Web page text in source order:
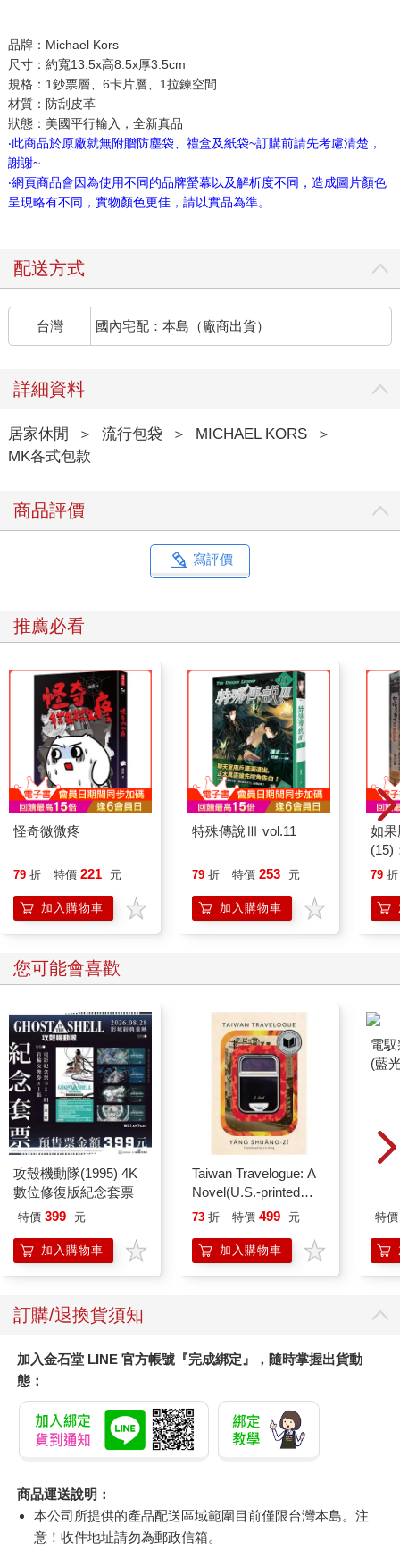
品牌：Michael Kors
尺寸：約寬13.5x高8.5x厚3.5cm
規格：1鈔票層、6卡片層、1拉鍊空間
材質：防刮皮革
狀態：美國平行輸入，全新真品
‧此商品於原廠就無附贈防塵袋、禮盒及紙袋~訂購前請先考慮清楚，
謝謝~
‧網頁商品會因為使用不同的品牌螢幕以及解析度不同，造成圖片顏色
呈現略有不同，實物顏色更佳，請以實品為準。
配送方式
台灣 國內宅配：本島（廠商出貨）
詳細資料
居家休閒 ＞ 流行包袋 ＞ MICHAEL KORS
＞
MK各式包款
商品評價
寫評價
推薦必看
怪奇微微疼
79 折 特價 221 元
加入購物車
特殊傳說Ⅲ vol.11
79 折 特價 253 元
加入購物車
如
(15)
貓
79 折
您可能會喜歡
攻殼機動隊(1995) 4K
數位修復版紀念套票
特價 399 元
加入購物車
Taiwan Travelogue: A
Novel(U.S.-printed
edition)
73 折 特價 499 元
加入購物車
電
(藍
特價
訂購/退換貨須知
加入金石堂 LINE 官方帳號『完成綁定』，隨時掌握出貨動
態：
商品運送說明：
本公司所提供的產品配送區域範圍目前僅限台灣本島。注
意！收件地址請勿為郵政信箱。